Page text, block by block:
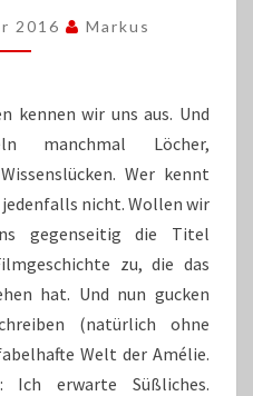
WELT
DER
2016 Markus
kennen wir uns aus. Und
manchmal Löcher,
Wer kennt
nicht. Wollen wir
gegenseitig die Titel
zu, die das
hat. Und nun gucken
(natürlich ohne
Welt der Amélie.
Ich erwarte Süßliches.